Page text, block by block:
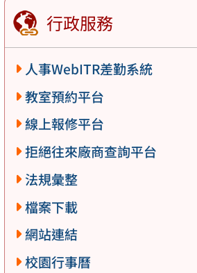
行政服務
人事WebITR差勤系統
教室預約平台
線上報修平台
拒絕往來廠商查詢平台
法規彙整
檔案下載
網站連結
校園行事曆